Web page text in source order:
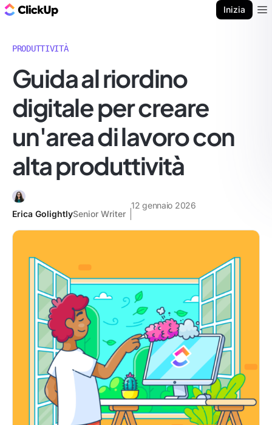
Inizia
PRODUTTIVITÀ
Guida al riordino
digitale per creare
un'area di lavoro con
alta produttività
Erica GolightlySenior Writer
12 gennaio 2026